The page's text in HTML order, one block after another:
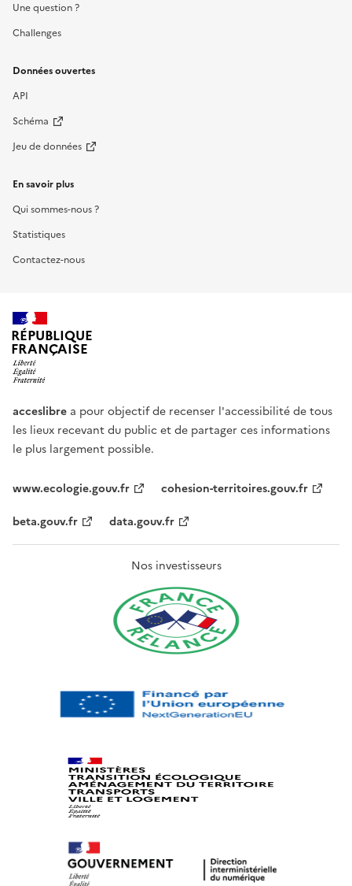
Une question ?
Challenges
Données ouvertes
API
Schéma
Jeu de données
En savoir plus
Qui sommes-nous ?
Statistiques
Contactez-nous
RÉPUBLIQUE
FRANÇAISE
acceslibre a pour objectif de recenser l'accessibilité de tous
les lieux recevant du public et de partager ces informations
le plus largement possible.
www.ecologie.gouv.fr
cohesion-territoires.gouv.fr
beta.gouv.fr
data.gouv.fr
Nos investisseurs